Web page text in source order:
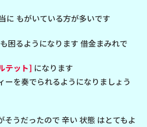
に もがいている方が多いです
困るようになります 借金まみれで
テット] になります
ーを奏でられるようになりましょう
そうだったので 辛い 状態 はとてもよ